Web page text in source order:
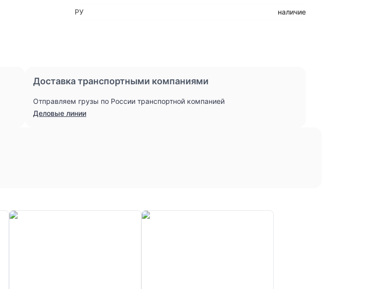
РУ
наличие
Доставка транспортными компаниями
Отправляем грузы по России транспортной компанией
Деловые линии